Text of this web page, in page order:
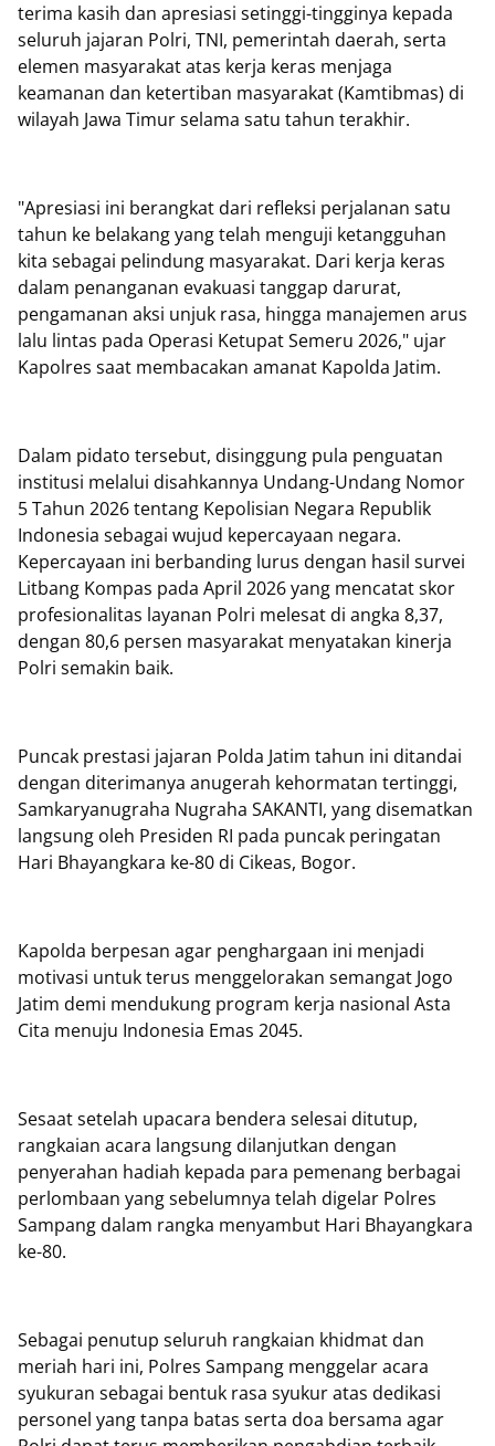
terima kasih dan apresiasi setinggi-tingginya kepada
seluruh jajaran Polri, TNI, pemerintah daerah, serta
elemen masyarakat atas kerja keras menjaga
keamanan dan ketertiban masyarakat (Kamtibmas) di
wilayah Jawa Timur selama satu tahun terakhir.
"Apresiasi ini berangkat dari refleksi perjalanan satu
tahun ke belakang yang telah menguji ketangguhan
kita sebagai pelindung masyarakat. Dari kerja keras
dalam penanganan evakuasi tanggap darurat,
pengamanan aksi unjuk rasa, hingga manajemen arus
lalu lintas pada Operasi Ketupat Semeru 2026," ujar
Kapolres saat membacakan amanat Kapolda Jatim.
Dalam pidato tersebut, disinggung pula penguatan
institusi melalui disahkannya Undang-Undang Nomor
5 Tahun 2026 tentang Kepolisian Negara Republik
Indonesia sebagai wujud kepercayaan negara.
Kepercayaan ini berbanding lurus dengan hasil survei
Litbang Kompas pada April 2026 yang mencatat skor
profesionalitas layanan Polri melesat di angka 8,37,
dengan 80,6 persen masyarakat menyatakan kinerja
Polri semakin baik.
Puncak prestasi jajaran Polda Jatim tahun ini ditandai
dengan diterimanya anugerah kehormatan tertinggi,
Samkaryanugraha Nugraha SAKANTI, yang disematkan
langsung oleh Presiden RI pada puncak peringatan
Hari Bhayangkara ke-80 di Cikeas, Bogor.
Kapolda berpesan agar penghargaan ini menjadi
motivasi untuk terus menggelorakan semangat Jogo
Jatim demi mendukung program kerja nasional Asta
Cita menuju Indonesia Emas 2045.
Sesaat setelah upacara bendera selesai ditutup,
rangkaian acara langsung dilanjutkan dengan
penyerahan hadiah kepada para pemenang berbagai
perlombaan yang sebelumnya telah digelar Polres
Sampang dalam rangka menyambut Hari Bhayangkara
ke-80.
Sebagai penutup seluruh rangkaian khidmat dan
meriah hari ini, Polres Sampang menggelar acara
syukuran sebagai bentuk rasa syukur atas dedikasi
personel yang tanpa batas serta doa bersama agar